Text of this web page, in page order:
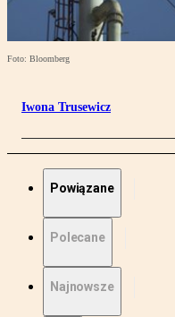
Foto: Bloomberg
Iwona Trusewicz
Powiązane
Polecane
Najnowsze